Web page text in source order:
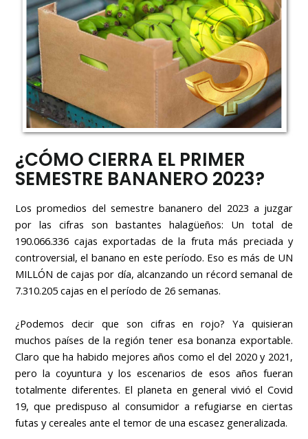
¿CÓMO CIERRA EL PRIMER
SEMESTRE BANANERO 2023?
Los promedios del semestre bananero del 2023 a juzgar
por las cifras son bastantes halagüeños: Un total de
190.066.336 cajas exportadas de la fruta más preciada y
controversial, el banano en este período. Eso es más de UN
MILLÓN de cajas por día, alcanzando un récord semanal de
7.310.205 cajas en el período de 26 semanas.
¿Podemos decir que son cifras en rojo? Ya quisieran
muchos países de la región tener esa bonanza exportable.
Claro que ha habido mejores años como el del 2020 y 2021,
pero la coyuntura y los escenarios de esos años fueran
totalmente diferentes. El planeta en general vivió el Covid
19, que predispuso al consumidor a refugiarse en ciertas
futas y cereales ante el temor de una escasez generalizada.